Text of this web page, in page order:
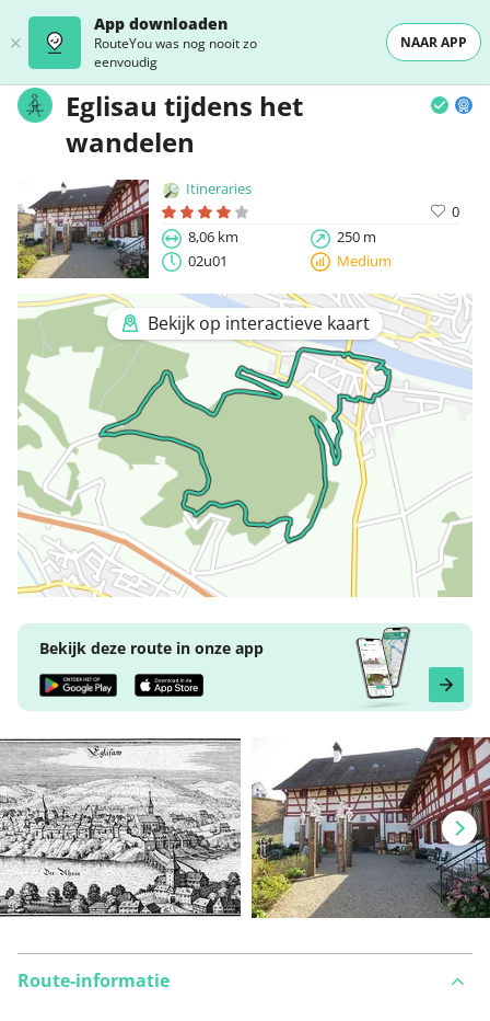
App downloaden
RouteYou was nog nooit zo
eenvoudig
NAAR APP
Eglisau tijdens het
wandelen
Itineraries
0
8,06 km
250 m
02u01
Medium
Bekijk op interactieve kaart
Bekijk deze route in onze app
Route-informatie